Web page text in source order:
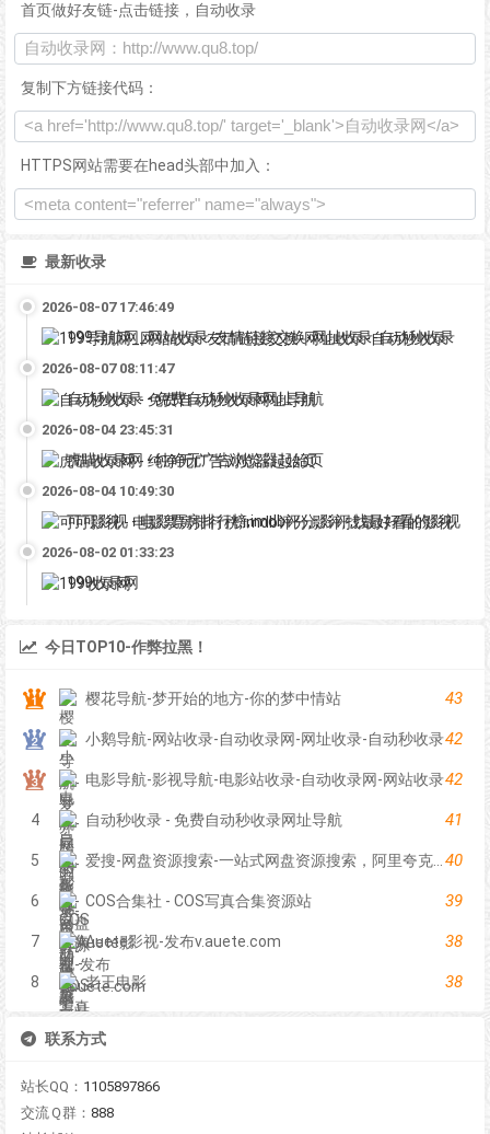
首页做好友链-点击链接，自动收录
复制下方链接代码：
HTTPS网站需要在head头部中加入：
最新收录
2026-08-07 17:46:49
199导航网_网站收录-友情链接交换-网址收录-自动秒收录
2026-08-07 08:11:47
自动秒收录 - 免费自动秒收录网址导航
2026-08-04 23:45:31
虎喵收录网 - 纯净无广告浏览器起始页
2026-08-04 10:49:30
可可影视 - 电影票房排行榜,imdb评分,影评,找最好看的影视
2026-08-02 01:33:23
199收录网
今日TOP10-作弊拉黑！
樱花导航-梦开始的地方-你的梦中情站 43
小鹅导航-网站收录-自动收录网-网址收录-自动秒收录42
电影导航-影视导航-电影站收录-自动收录网-网站收录42
4 自动秒收录 - 免费自动秒收录网址导航 41
5 爱搜-网盘资源搜索-一站式网盘资源搜索，阿里夸克百度迅雷UC全聚合40
6 COS合集社 - COS写真合集资源站 39
7 Auete影视-发布v.auete.com 38
8 老王电影 38
联系方式
站长QQ： 1105897866
交流Ｑ群： 888